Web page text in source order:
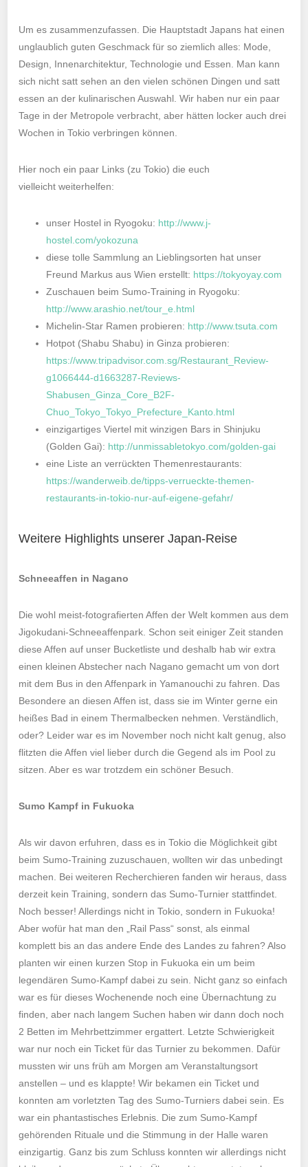
Um es zusammenzufassen. Die Hauptstadt Japans hat einen
unglaublich guten Geschmack für so ziemlich alles: Mode,
Design, Innenarchitektur, Technologie und Essen. Man kann
sich nicht satt sehen an den vielen schönen Dingen und satt
essen an der kulinarischen Auswahl. Wir haben nur ein paar
Tage in der Metropole verbracht, aber hätten locker auch drei
Wochen in Tokio verbringen können.
Hier noch ein paar Links (zu Tokio) die euch
vielleicht weiterhelfen:
unser Hostel in Ryogoku: http://www.j-
hostel.com/yokozuna
diese tolle Sammlung an Lieblingsorten hat unser
Freund Markus aus Wien erstellt: https://tokyoyay.com
Zuschauen beim Sumo-Training in Ryogoku:
http://www.arashio.net/tour_e.html
Michelin-Star Ramen probieren: http://www.tsuta.com
Hotpot (Shabu Shabu) in Ginza probieren:
https://www.tripadvisor.com.sg/Restaurant_Review-
g1066444-d1663287-Reviews-
Shabusen_Ginza_Core_B2F-
Chuo_Tokyo_Tokyo_Prefecture_Kanto.html
einzigartiges Viertel mit winzigen Bars in Shinjuku
(Golden Gai): http://unmissabletokyo.com/golden-gai
eine Liste an verrückten Themenrestaurants:
https://wanderweib.de/tipps-verrueckte-themen-
restaurants-in-tokio-nur-auf-eigene-gefahr/
Weitere Highlights unserer Japan-Reise
Schneeaffen in Nagano
Die wohl meist-fotografierten Affen der Welt kommen aus dem
Jigokudani-Schneeaffenpark. Schon seit einiger Zeit standen
diese Affen auf unser Bucketliste und deshalb hab wir extra
einen kleinen Abstecher nach Nagano gemacht um von dort
mit dem Bus in den Affenpark in Yamanouchi zu fahren. Das
Besondere an diesen Affen ist, dass sie im Winter gerne ein
heißes Bad in einem Thermalbecken nehmen. Verständlich,
oder? Leider war es im November noch nicht kalt genug, also
flitzten die Affen viel lieber durch die Gegend als im Pool zu
sitzen. Aber es war trotzdem ein schöner Besuch.
Sumo Kampf in Fukuoka
Als wir davon erfuhren, dass es in Tokio die Möglichkeit gibt
beim Sumo-Training zuzuschauen, wollten wir das unbedingt
machen. Bei weiteren Recherchieren fanden wir heraus, dass
derzeit kein Training, sondern das Sumo-Turnier stattfindet.
Noch besser! Allerdings nicht in Tokio, sondern in Fukuoka!
Aber wofür hat man den „Rail Pass“ sonst, als einmal
komplett bis an das andere Ende des Landes zu fahren? Also
planten wir einen kurzen Stop in Fukuoka ein um beim
legendären Sumo-Kampf dabei zu sein. Nicht ganz so einfach
war es für dieses Wochenende noch eine Übernachtung zu
finden, aber nach langem Suchen haben wir dann doch noch
2 Betten im Mehrbettzimmer ergattert. Letzte Schwierigkeit
war nur noch ein Ticket für das Turnier zu bekommen. Dafür
mussten wir uns früh am Morgen am Veranstaltungsort
anstellen – und es klappte! Wir bekamen ein Ticket und
konnten am vorletzten Tag des Sumo-Turniers dabei sein. Es
war ein phantastisches Erlebnis. Die zum Sumo-Kampf
gehörenden Rituale und die Stimmung in der Halle waren
einzigartig. Ganz bis zum Schluss konnten wir allerdings nicht